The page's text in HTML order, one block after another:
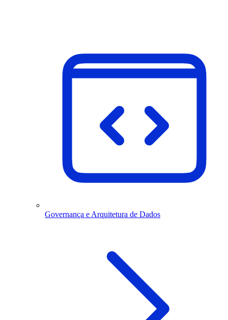
Governança e Arquitetura de Dados